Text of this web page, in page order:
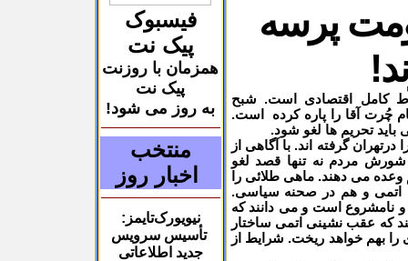
فیسبوک
پیک نت
همزمان با روزنت
پیک نت
به روز می شود!
منتخب
اخبار روز
نیویورک‌تایمز:
تأسیس سرویس
جدید اطلاعاتی
پرسه
کامل اقتصادی است. شبح
چُرت آقا را پاره کرده است.
باید تحریم ها لغو شود.
درتهران گرفته اند. با آگاهی از
مردم نه تنها قصد لغو
وعده می دهند. ماهی طلائی را
اتمی و هم در صحنه سیاسی.
و نامشروع است و می دانند که
که عقب نشینی اتمی ساختار
بهم خواهد ریخت. شرایط از